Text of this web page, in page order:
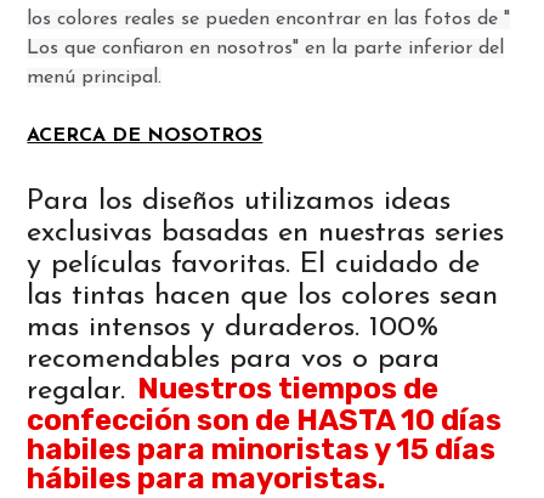
los colores reales se pueden encontrar en las fotos de "
Los que confiaron en nosotros" en la parte inferior del
menú principal.
ACERCA DE NOSOTROS
Para los diseños utilizamos ideas
exclusivas basadas en nuestras series
y películas favoritas. El cuidado de
las tintas hacen que los colores sean
mas intensos y duraderos. 100%
recomendables para vos o para
regalar. Nuestros tiempos de
confección son de HASTA 10 días
habiles para minoristas y 15 días
hábiles para mayoristas.